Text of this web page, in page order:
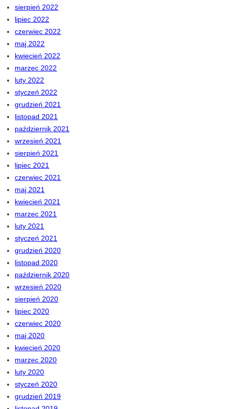
sierpień 2022
lipiec 2022
czerwiec 2022
maj 2022
kwiecień 2022
marzec 2022
luty 2022
styczeń 2022
grudzień 2021
listopad 2021
październik 2021
wrzesień 2021
sierpień 2021
lipiec 2021
czerwiec 2021
maj 2021
kwiecień 2021
marzec 2021
luty 2021
styczeń 2021
grudzień 2020
listopad 2020
październik 2020
wrzesień 2020
sierpień 2020
lipiec 2020
czerwiec 2020
maj 2020
kwiecień 2020
marzec 2020
luty 2020
styczeń 2020
grudzień 2019